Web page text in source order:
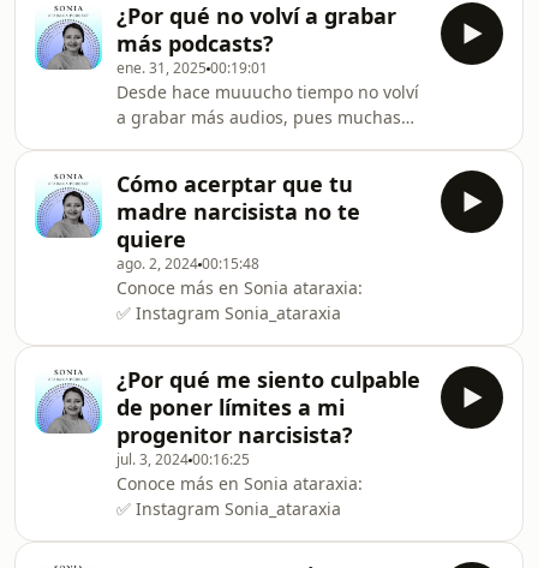
cuéntame en los comentarios si
también te ha pasado lo que hoy te
comparto y de qué otras cosas
quieres que reflexionemos. Muchas
gracias por esperarme ¡volví! muchas
cosas me han pasado pero aquí
estamos!
¿Por qué no volví a grabar
más podcasts?
ene. 31, 2025 00:19:01
Desde hace muuucho tiempo no volví
a grabar más audios, pues muchas
micrófono existe un ser humano con
los remolinos de su vida, hoy te
comparto qué ha pasado y abro a ti
una puerta para volver a reconectar
desde otra mirada manteniendo
siempre nuestra meta en común: la
sanación, relaciones sanas y la paz
interior. Gracias por
Cómo acerptar que tu
madre narcisista no te
quiere
ago. 2, 202400:15:48
Conoce más en ⁠⁠⁠⁠⁠⁠⁠⁠⁠Sonia ataraxia⁠⁠⁠⁠⁠⁠⁠⁠⁠:
✅ ⁠⁠⁠⁠⁠⁠⁠⁠⁠Instagram⁠⁠⁠⁠⁠⁠⁠ Sonia_ataraxia
¿Por qué me siento culpable
de poner límites a mi
progenitor narcisista?
jul. 3, 202400:16:25
Conoce más en ⁠⁠⁠⁠⁠⁠⁠⁠Sonia ataraxia⁠⁠⁠⁠⁠⁠⁠⁠:
✅ ⁠⁠⁠⁠⁠⁠⁠⁠Instagram⁠⁠⁠⁠⁠⁠ Sonia_ataraxia